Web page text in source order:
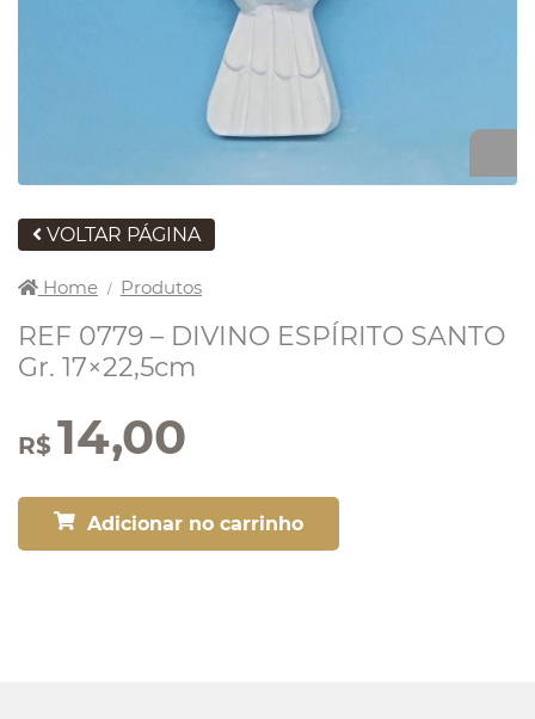
VOLTAR PÁGINA
Home / Produtos
REF 0779 – DIVINO ESPÍRITO SANTO
Gr. 17×22,5cm
R$ 14,00
Adicionar no carrinho